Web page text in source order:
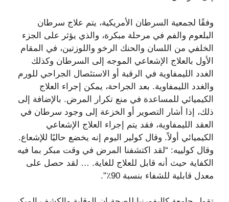
وفقًا لجمعية السرطان الأمريكية، يتم علاج سرطان
البلعوم والفم في مرحلة مبكرة، والذي يؤثر على الجزء
الخلفي من اللسان والحنك الرخو واللوزتين، في المقام
الأول بالعلاج الإشعاعي الموجه إلى السرطان وكذلك
الغدد الليمفاوية في الرقبة أو الاستئصال الجراحي للورم
والغدد الليمفاوية. بعد الجراحة، يمكن إجراء العلاج
الكيميائي للمساعدة في منع تكرار المرض. بالإضافة إلى
ذلك، إذا أشار التصوير أو الخزعة إلى وجود سرطان في
العقد الليمفاوية، فقد يتم إجراء العلاج الإشعاعي
الكيميائي أولاً. وقال كولير اليوم إنه يخضع حاليًا للإشعاع.
وقال كولييه: “لقد اكتشفنا المرض في وقت مبكر بما فيه
الكفاية حيث أنه قابل للعلاج للغاية. … لقد حصل على
معدل قابلية للشفاء بنسبة 90٪”.